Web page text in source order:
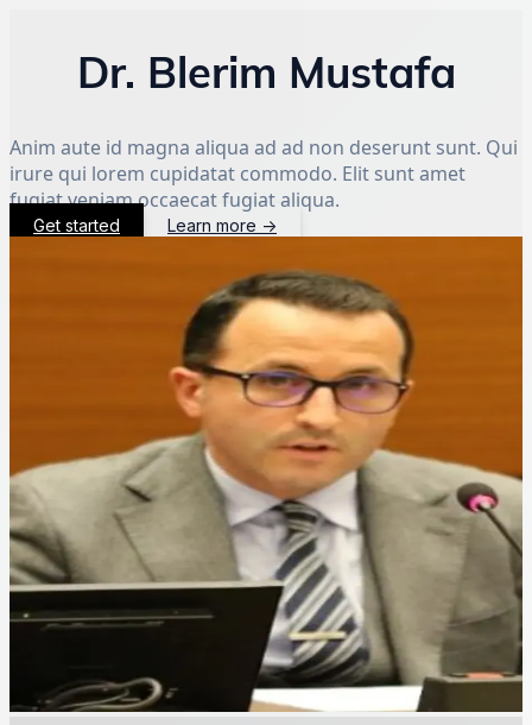
Dr. Blerim Mustafa
Anim aute id magna aliqua ad ad non deserunt sunt. Qui
irure qui lorem cupidatat commodo. Elit sunt amet
fugiat veniam occaecat fugiat aliqua.
Get started Learn more →